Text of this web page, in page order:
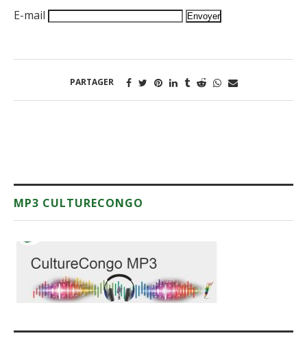
E-mail
PARTAGER
MP3 CULTURECONGO